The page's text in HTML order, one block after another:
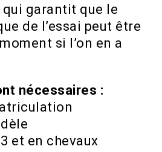
qui garantit que le
de l’essai peut être
si l’on en a
nécessaires :
et en chevaux